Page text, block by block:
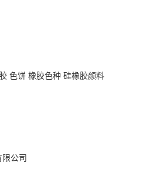
色饼 橡胶色种 硅橡胶颜料
公司